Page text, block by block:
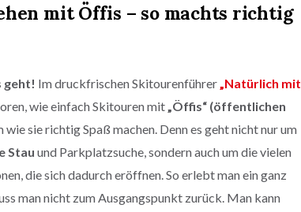
mit Öffis – so machts richtig
geht! Im druckfrischen Skitourenführer „Natürlich mit
wie einfach Skitouren mit „Öffis“ (öffentlichen
wie sie richtig Spaß machen. Denn es geht nicht nur um
Stau und Parkplatzsuche, sondern auch um die vielen
die sich dadurch eröffnen. So erlebt man ein ganz
man nicht zum Ausgangspunkt zurück. Man kann